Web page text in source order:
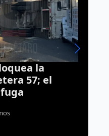
se originó
instalación de
el Jardín Zenea